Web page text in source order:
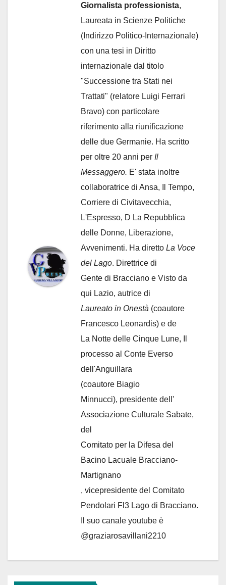
Giornalista professionista,
Laureata in Scienze Politiche
(Indirizzo Politico-Internazionale)
con una tesi in Diritto
internazionale dal titolo
"Successione tra Stati nei
Trattati" (relatore Luigi Ferrari
Bravo) con particolare
riferimento alla riunificazione
delle due Germanie. Ha scritto
per oltre 20 anni per Il
Messaggero. E' stata inoltre
collaboratrice di Ansa, Il Tempo,
Corriere di Civitavecchia,
L'Espresso, D La Repubblica
delle Donne, Liberazione,
Avvenimenti. Ha diretto La Voce
del Lago. Direttrice di
Gente di Bracciano e Visto da
qui Lazio, autrice di
Laureato in Onestà (coautore
Francesco Leonardis) e de
La Notte delle Cinque Lune, Il
processo al Conte Everso
dell'Anguillara
(coautore Biagio
Minnucci), presidente dell'
Associazione Culturale Sabate,
del
Comitato per la Difesa del
Bacino Lacuale Bracciano-
Martignano
, vicepresidente del Comitato
Pendolari Fl3 Lago di Bracciano.
Il suo canale youtube è
@graziarosavillani2210